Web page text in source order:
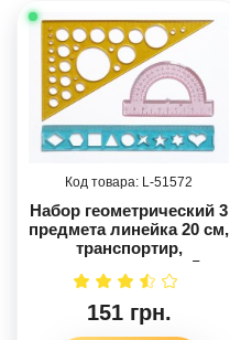
51572
Набор геометрический 3
предмета линейка 20 см,
транспортир,
треугольник, по 5
наборов
151 грн.